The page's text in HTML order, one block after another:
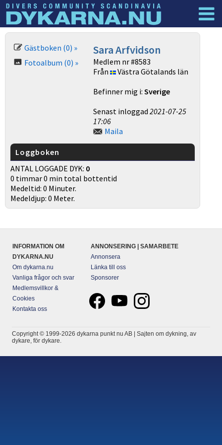
Dyknyheter Logga in
Gästboken (0) »
Fotoalbum (0) »
Sara Arfvidson
Medlem nr #8583
Från
Västra Götalands län
Befinner mig i:Sverige
Senast inloggad2021-07-25
17:06
Maila
Loggboken
ANTAL LOGGADE DYK: 0
0 timmar 0 min total bottentid
Medeltid: 0 Minuter.
Medeldjup: 0 Meter.
INFORMATION OM
DYKARNA.NU
Om dykarna.nu
Vanliga frågor och svar
Medlemsvillkor &
Cookies
Kontakta oss
ANNONSERING | SAMARBETE
Annonsera
Länka till oss
Sponsorer
Copyright © 1999-2026 dykarna punkt nu AB | Sajten om dykning, av
dykare, för dykare.